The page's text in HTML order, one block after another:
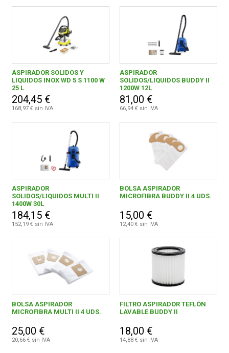
LOMBARTE
NILFISK, S.A.U.
6
VIRUTEX 3
ASPIRADOR SOLIDOS Y
LIQUIDOS INOX WD 5 S 1100 W
25 L
204,45 €
168,97 € sin IVA
ASPIRADOR
SOLIDOS/LIQUIDOS BUDDY II
1200W 12L
81,00 €
66,94 € sin IVA
ASPIRADOR
SOLIDOS/LIQUIDOS MULTI II
1400W 30L
184,15 €
152,19 € sin IVA
BOLSA ASPIRADOR
MICROFIBRA BUDDY II 4 UDS.
15,00 €
12,40 € sin IVA
BOLSA ASPIRADOR
MICROFIBRA MULTI II 4 UDS.
25,00 €
20,66 € sin IVA
FILTRO ASPIRADOR TEFLÓN
LAVABLE BUDDY II
18,00 €
14,88 € sin IVA